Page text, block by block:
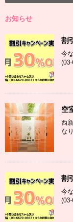
お知らせ
割
今
空
西
な
割
今